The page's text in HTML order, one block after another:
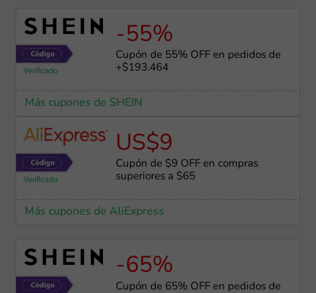
-55%
Cupón de 55% OFF en pedidos de
+$193.464
Más cupones de SHEIN
US$9
Cupón de $9 OFF en compras
superiores a $65
Más cupones de AliExpress
-65%
Cupón de 65% OFF en pedidos de